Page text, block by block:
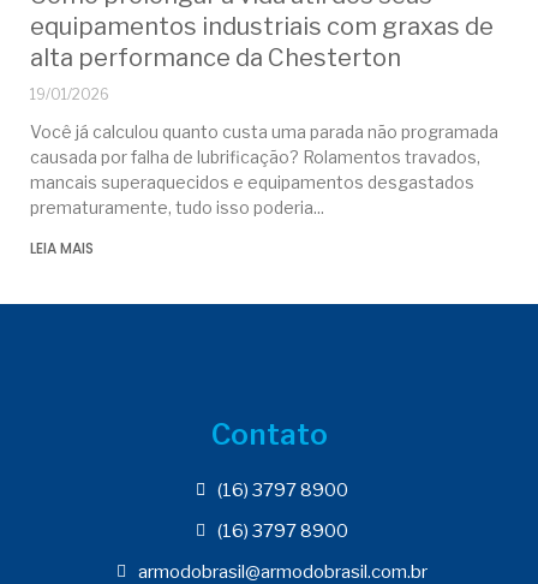
equipamentos industriais com graxas de
alta performance da Chesterton
19/01/2026
Você já calculou quanto custa uma parada não programada
causada por falha de lubrificação? Rolamentos travados,
mancais superaquecidos e equipamentos desgastados
prematuramente, tudo isso poderia
LEIA MAIS
Contato
(16) 3797 8900
(16) 3797 8900
armodobrasil@armodobrasil.com.br